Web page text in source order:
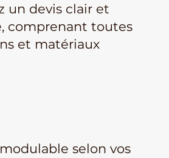
un devis clair et
comprenant toutes
et matériaux
selon vos